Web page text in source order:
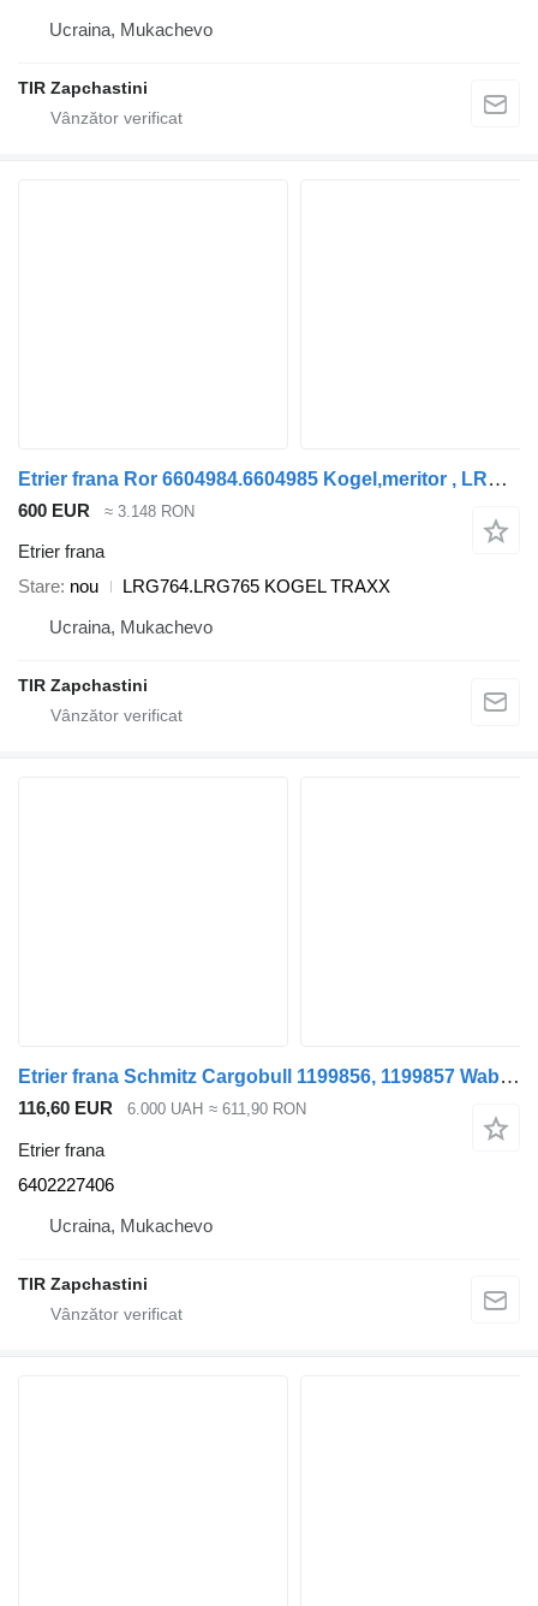
Ucraina, Mukachevo
TIR Zapchastini
Etrier frana Ror 6604984.6604985 Kogel,meritor , LRG764.LRG765 pentru semiremorcă Kögel TRAXX MERITOR
600 EUR ≈ 3.148 RON
Etrier frana
Stare nou
LRG764.LRG765 KOGEL TRAXX
Ucraina, Mukachevo
TIR Zapchastini
Etrier frana Schmitz Cargobull 1199856, 1199857 Wabco Maxx 6402227406 pentru semiremorcă Schmitz Cargobull
116,60 EUR 6.000 UAH ≈ 611,90 RON
Etrier frana
6402227406
Ucraina, Mukachevo
TIR Zapchastini